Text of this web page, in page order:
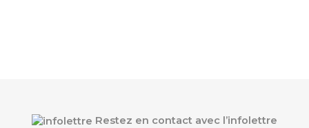
Restez en contact avec l’infolettre